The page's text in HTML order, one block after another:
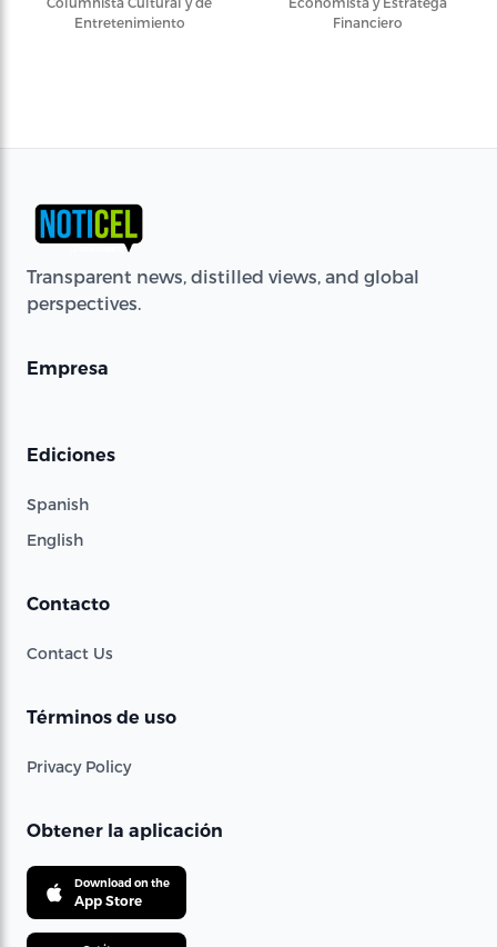
Entretenimiento
Financiero
Transparent news, distilled views, and global
perspectives.
Empresa
Ediciones
Spanish
English
Contacto
Contact Us
Términos de uso
Privacy Policy
Obtener la aplicación
Download on the
App Store